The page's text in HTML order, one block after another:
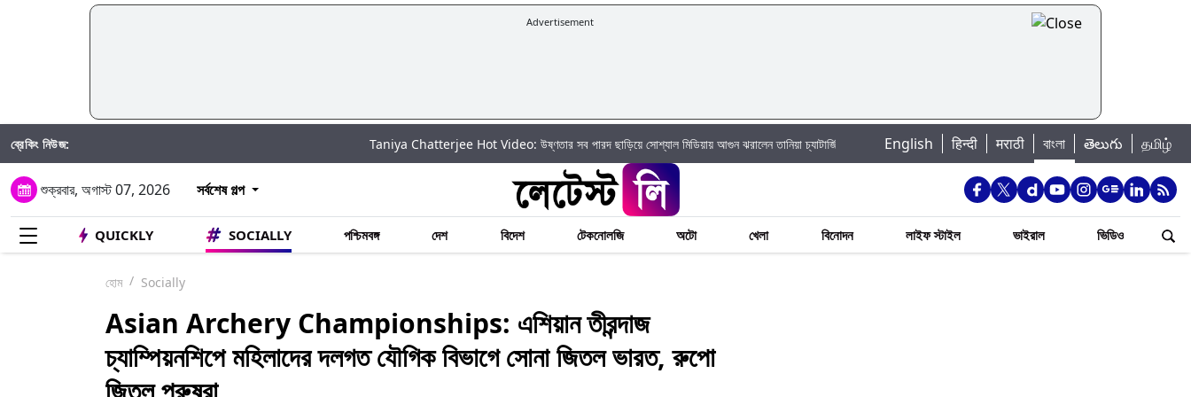
Advertisement
ব্রেকিং নিউজ: Taniya Chatterjee Hot Video: উষ্ণতার সব পারদ ছাড়িয়ে সোশ্যাল মিডিয়ায় আগুন ঝরালেন তানিয়া চ্যাটার্জি|Jannat Toha Hot Video: জান্নাত তোহার নতুন ইনস্টা পোস্ট দেখে হৃদয় গলল নেটিজেনদের,
English हिन्दी मराठी বাংলা తెలుగు தமிழ்
শুক্রবার, অগাস্ট 07, 2026 সর্বশেষ গল্প
QUICKLY SOCIALLY পশ্চিমবঙ্গ দেশ বিদেশ টেকনোলজি অটো খেলা বিনোদন লাইফ স্টাইল ভাইরাল ভিডিও
হোম Socially
Asian Archery Championships: এশিয়ান তীরন্দাজ
চ্যাম্পিয়নশিপে মহিলাদের দলগত যৌগিক বিভাগে সোনা জিতল ভারত, রুপো